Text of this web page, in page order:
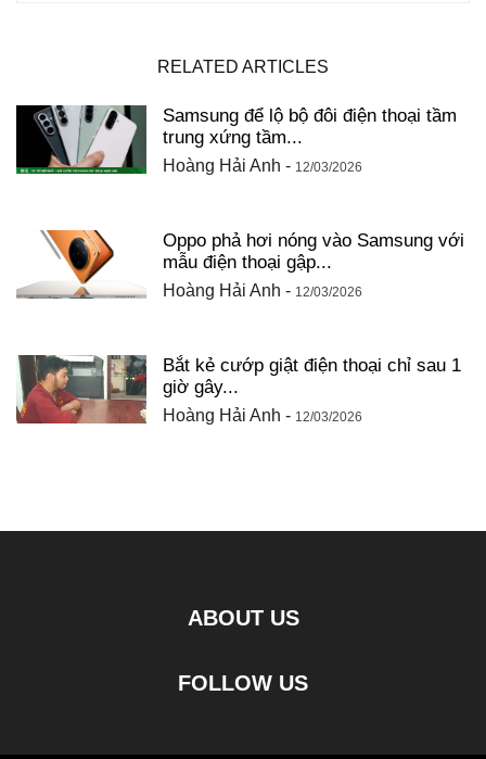
RELATED ARTICLES
Samsung để lộ bộ đôi điện thoại tầm
trung xứng tầm...
Hoàng Hải Anh - 12/03/2026
Oppo phả hơi nóng vào Samsung với
mẫu điện thoại gập...
Hoàng Hải Anh - 12/03/2026
Bắt kẻ cướp giật điện thoại chỉ sau 1
giờ gây...
Hoàng Hải Anh - 12/03/2026
ABOUT US
FOLLOW US